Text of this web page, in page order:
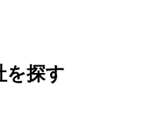
を探す